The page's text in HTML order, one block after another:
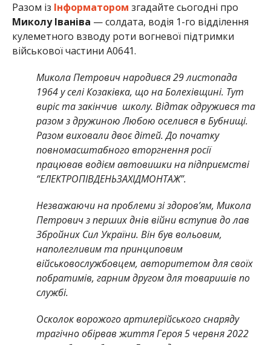
Разом із Інформатором згадайте сьогодні про
Миколу Іваніва — солдата, водія 1-го відділення
кулеметного взводу роти вогневої підтримки
військової частини А0641.
Микола Петрович народився 29 листопада
1964 у селі Козаківка, що на Болехівщині. Тут
виріс та закінчив школу. Відтак одружився та
разом з дружиною Любою оселився в Бубнищі.
Разом виховали двоє дітей. До початку
повномасштабного вторгнення росії
працював водієм автовишки на підприємстві
“ЕЛЕКТРОПІВДЕНЬЗАХІДМОНТАЖ”.
Незважаючи на проблеми зі здоров’ям, Микола
Петрович з перших днів війни вступив до лав
Збройних Сил України. Він був вольовим,
наполегливим та принциповим
військовослужбовцем, авторитетом для своїх
побратимів, гарним другом для товаришів по
службі.
Осколок ворожого артилерійського снаряду
трагічно обірвав життя Героя 5 червня 2022